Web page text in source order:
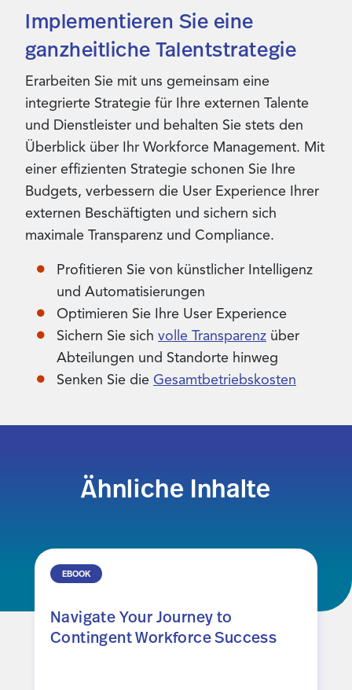
Implementieren Sie eine
ganzheitliche Talentstrategie
Erarbeiten Sie mit uns gemeinsam eine
integrierte Strategie für Ihre externen Talente
und Dienstleister und behalten Sie stets den
Überblick über Ihr Workforce Management. Mit
einer effizienten Strategie schonen Sie Ihre
Budgets, verbessern die User Experience Ihrer
externen Beschäftigten und sichern sich
maximale Transparenz und Compliance.
Profitieren Sie von künstlicher Intelligenz
und Automatisierungen
Optimieren Sie Ihre User Experience​
Sichern Sie sich volle Transparenz über
Abteilungen und Standorte hinweg
Senken Sie die Gesamtbetriebskosten
Ähnliche Inhalte
EBOOK
Navigate Your Journey to
Contingent Workforce Success